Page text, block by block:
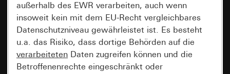
außerhalb des EWR verarbeiten, auch wenn
insoweit kein mit dem EU-Recht vergleichbares
Datenschutzniveau gewährleistet ist. Es besteht
u.a. das Risiko, dass dortige Behörden auf die
verarbeiteten Daten zugreifen können und die
Betroffenenrechte eingeschränkt oder